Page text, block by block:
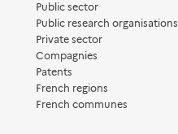
Public sector
Public research organisations
Private sector
Compagnies
Patents
French regions
French communes